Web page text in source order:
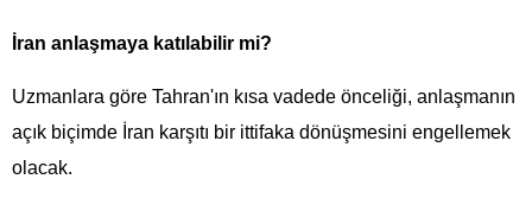
İran anlaşmaya katılabilir mi?
Uzmanlara göre Tahran'ın kısa vadede önceliği, anlaşmanın
açık biçimde İran karşıtı bir ittifaka dönüşmesini engellemek
olacak.